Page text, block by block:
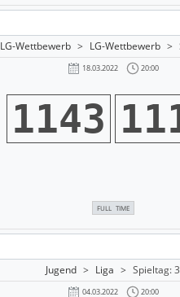
LG-Wettbewerb > LG-Wettbewerb >
18.03.2022 20:00
1143
FULL TIME
Jugend > Liga > Spieltag: 3
04.03.2022 20:00